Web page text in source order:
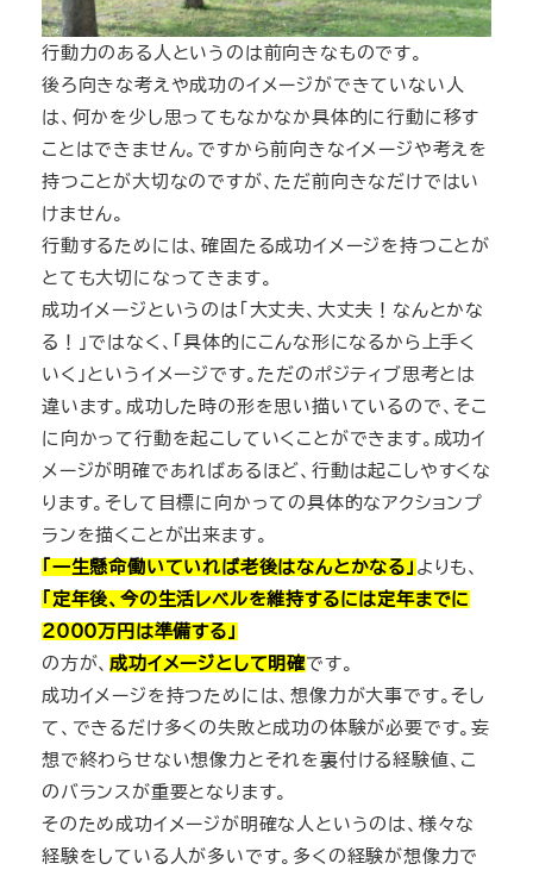
行動力のある人というのは前向きなものです。
後ろ向きな考えや成功のイメージができていない人
は、何かを少し思ってもなかなか具体的に行動に移す
ことはできません。ですから前向きなイメージや考えを
持つことが大切なのですが、ただ前向きなだけではい
けません。
行動するためには、確固たる成功イメージを持つことが
とても大切になってきます。
成功イメージというのは「大丈夫、大丈夫！なんとかな
る！」ではなく、「具体的にこんな形になるから上手く
いく」というイメージです。ただのポジティブ思考とは
違います。成功した時の形を思い描いているので、そこ
に向かって行動を起こしていくことができます。成功イ
メージが明確であればあるほど、行動は起こしやすくな
ります。そして目標に向かっての具体的なアクションプ
ランを描くことが出来ます。
「一生懸命働いていれば老後はなんとかなる」 よりも、
「定年後、今の生活レベルを維持するには定年までに
2000万円は準備する」
の方が、成功イメージとして明確です。
成功イメージを持つためには、想像力が大事です。そし
て、できるだけ多くの失敗と成功の体験が必要です。妄
想で終わらせない想像力とそれを裏付ける経験値、こ
のバランスが重要となります。
そのため成功イメージが明確な人というのは、様々な
経験をしている人が多いです。多くの経験が想像力で